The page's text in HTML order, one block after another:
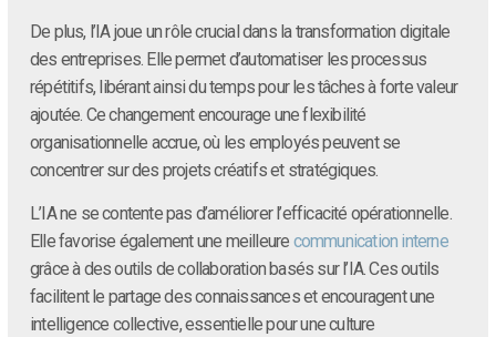
De plus, l’IA joue un rôle crucial dans la transformation digitale
des entreprises. Elle permet d’automatiser les processus
répétitifs, libérant ainsi du temps pour les tâches à forte valeur
ajoutée. Ce changement encourage une flexibilité
organisationnelle accrue, où les employés peuvent se
concentrer sur des projets créatifs et stratégiques.
L’IA ne se contente pas d’améliorer l’efficacité opérationnelle.
Elle favorise également une meilleure communication interne
grâce à des outils de collaboration basés sur l’IA. Ces outils
facilitent le partage des connaissances et encouragent une
intelligence collective, essentielle pour une culture